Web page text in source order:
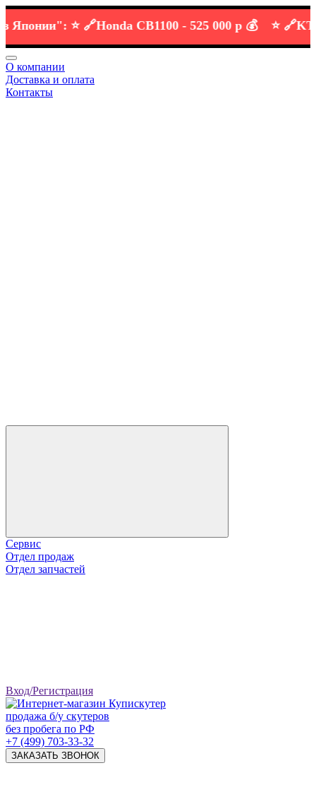
⭐️ 🔗Honda CB1100 -525 000 р 💰 ⭐️ 🔗KTM
О компании
Доставка и оплата
Контакты
Сервис
Отдел продаж
Отдел запчастей
Вход/Регистрация
продажа б/у скутеров
без пробега по РФ
+7 (499) 703-33-32
ЗАКАЗАТЬ ЗВОНОК